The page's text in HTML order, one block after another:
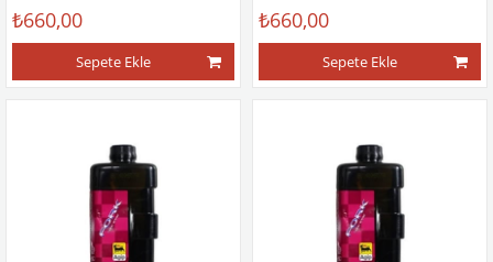
₺660,00
Sepete Ekle
₺660,00
Sepete Ekle